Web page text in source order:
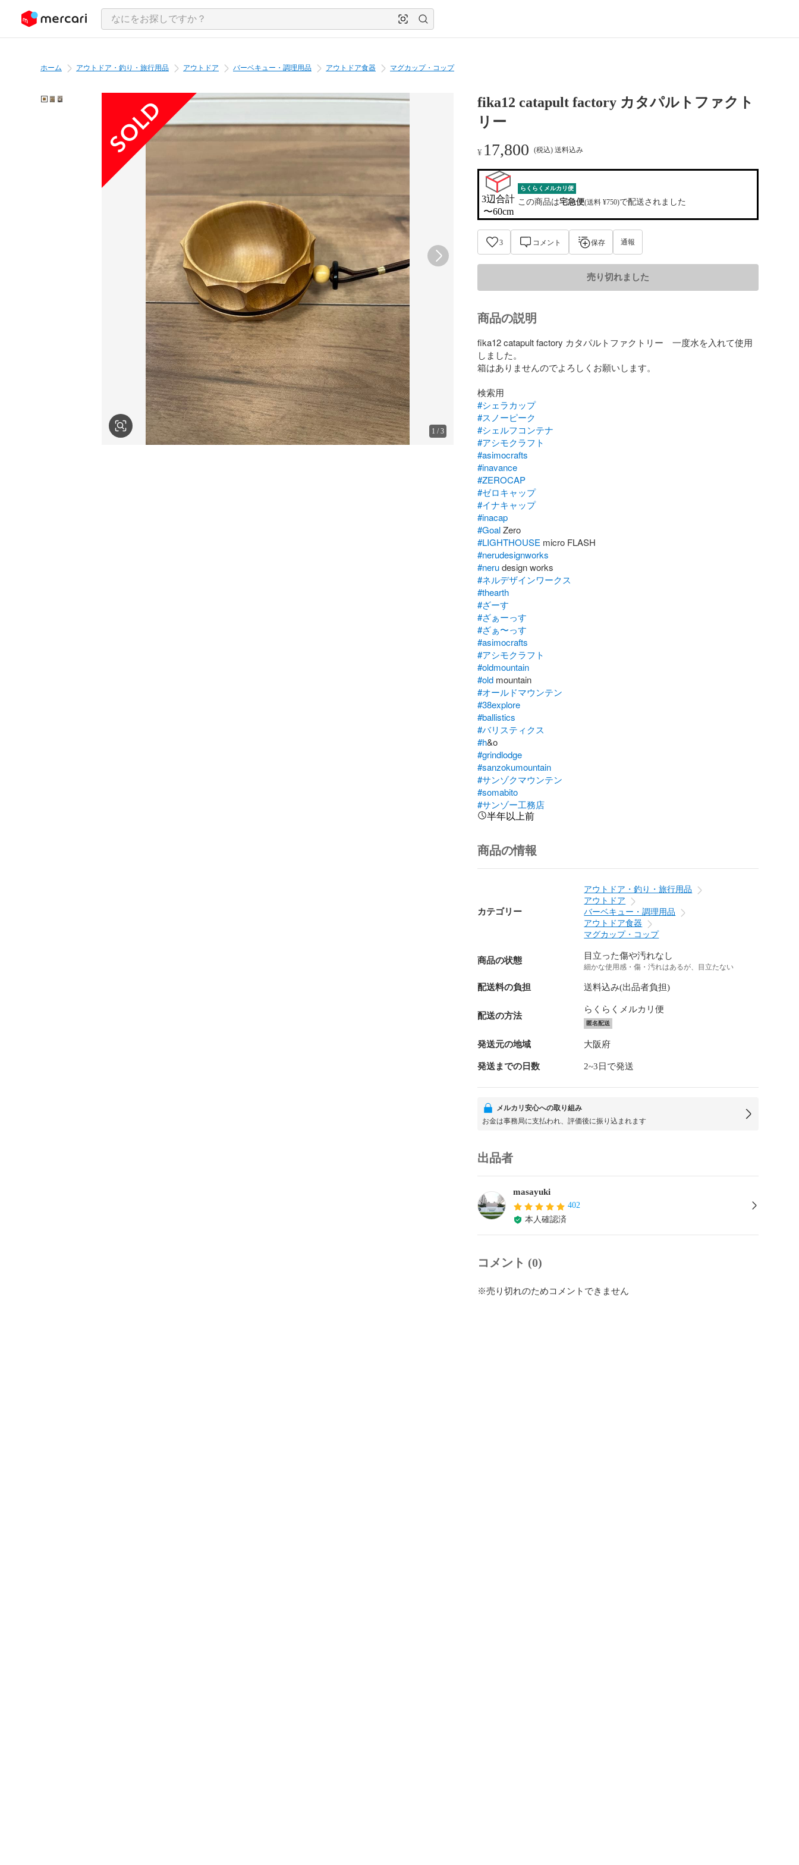
ツにスキップ
ホーム アウトドア・釣り・旅行用品 アウトドア バーベキュー・調理用品 アウトドア食器 マグカップ・コップ
1 /3
fika12 catapult factory カタパルトファクト
リー
¥ 17,800 (税込) 送料込み
3辺合計
〜60cm
らくらくメルカリ便
この商品は宅急便(送料 ¥750)で配送されました
3 コメント 保存 通報
売り切れました
商品の説明
fika12 catapult factory カタパルトファクトリー　一度水を入れて使用
しました。
箱はありませんのでよろしくお願いします。
#シェラカップ
#スノーピーク
#シェルフコンテナ
#アシモクラフト
#asimocrafts
#inavance
#ZEROCAP
#ゼロキャップ
#イナキャップ
#inacap
#Goal
Zero
#LIGHTHOUSE
#nerudesignworks
#neru
#ネルデザインワークス
#thearth
#ざーす
#ざぁーっす
#ざぁ〜っす
#asimocrafts
#アシモクラフト
#oldmountain
#old
mountain
#オールドマウンテン
#38explore
#ballistics
#バリスティクス
#h
&o
#grindlodge
#sanzokumountain
#サンゾクマウンテン
#somabito
#サンゾー工務店
半年以上前
商品の情報
カテゴリー
アウトドア・釣り・旅行用品
アウトドア
バーベキュー・調理用品
アウトドア食器
マグカップ・コップ
商品の状態 目立った傷や汚れなし
細かな使用感・傷・汚れはあるが、目立たない
配送料の負担 送料込み(出品者負担)
配送の方法
らくらくメルカリ便
匿名配送
発送元の地域 大阪府
発送までの日数 2~3日で発送
メルカリ安心への取り組み
お金は事務局に支払われ、評価後に振り込まれます
出品者
masayuki
402
本人確認済
コメント (0)
※売り切れのためコメントできません